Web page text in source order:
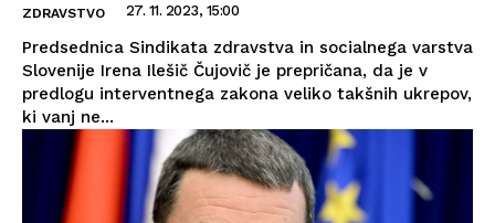
ZDRAVSTVO 27. 11. 2023, 15:00
Predsednica Sindikata zdravstva in socialnega varstva
Slovenije Irena Ilešič Čujovič je prepričana, da je v
predlogu interventnega zakona veliko takšnih ukrepov,
ki vanj ne...